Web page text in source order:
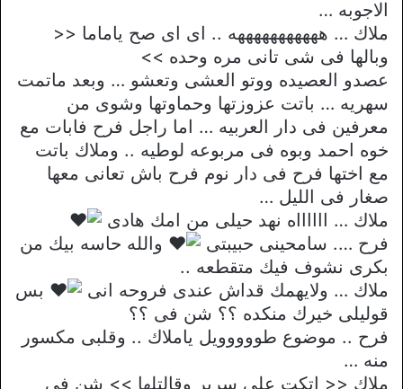
الاجوبه …
ملاك … هههههههههههه .. اى اى صح ياماما <<
وبالها فى شى تانى مره وحده >>
عصدو العصيده ووتو العشى وتعشو … وبعد ماتمت
سهريه … باتت عزوزتها وحماوتها وشوى من
معرفين فى دار العربيه … اما راجل فرح فابات مع
خوه احمد وبوه فى مربوعه لوطيه .. وملاك باتت
مع اختها فرح فى دار نوم فرح باش تعانى معها
صغار فى الليل …
ملاك … ااااااه نهد حيلى من امك هادى
فرح …. سامحينى حبيبتى
والله حاسه بيك من
بكرى نشوف فيك متقطعه ..
ملاك … ولايهمك قداش عندى فروحه انى
بس
قوليلى خيرك منكده ؟؟ شن فى ؟؟
فرح .. موضوع طووووويل ياملاك .. وقلبى مكسور
منه …
ملاك << اتكت على سرير وقالتلها >> شن فى